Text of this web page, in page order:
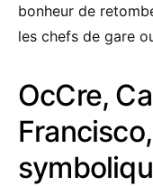
bonheur de
les chefs de gare
OcCre,